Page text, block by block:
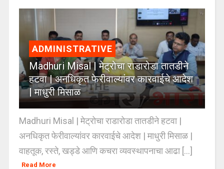
ADMINISTRATIVE
Madhuri Misal | मेट्रोचा राडारोडा तातडीने
हटवा | अनधिकृत फेरीवाल्यांवर कारवाईचे आदेश
| माधुरी मिसाळ
Madhuri Misal | मेट्रोचा राडारोडा तातडीने हटवा |
अनधिकृत फेरीवाल्यांवर कारवाईचे आदेश | माधुरी मिसाळ |
वाहतूक, रस्ते, खड्डे आणि कचरा व्यवस्थापनाचा आढा [...]
Read More